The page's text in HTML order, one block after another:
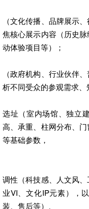
（文化传播、品牌展示
焦核心展示内容（历史
动体验项目等）；
（政府机构、行业伙伴
析不同受众的参观需求、
选址（室内场馆、独立
高、承重、柱网分布、
等基础参数，
调性（科技感、人文风
业VI、文化IP元素），
装、售后等）、